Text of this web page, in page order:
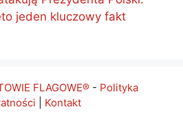
jeden kluczowy fakt
FLAGOWE®- Polityka
Kontakt